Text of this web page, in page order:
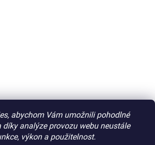
abychom Vám umožnili pohodlné
díky analýze provozu webu neustále
výkon a použitelnost.